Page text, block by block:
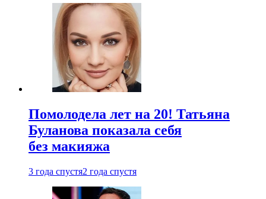
Помолодела лет на 20! Татьяна
Буланова показала себя
без макияжа
3 года спустя2 года спустя